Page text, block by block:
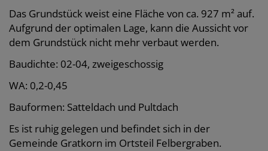
Das Grundstück weist eine Fläche von ca. 927 m² auf.
Aufgrund der optimalen Lage, kann die Aussicht vor
dem Grundstück nicht mehr verbaut werden.
Baudichte: 02-04, zweigeschossig
WA: 0,2-0,45
Bauformen: Satteldach und Pultdach
Es ist ruhig gelegen und befindet sich in der
Gemeinde Gratkorn im Ortsteil Felbergraben.